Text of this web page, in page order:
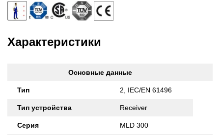
Характеристики
Основные данные
Тип 2, IEC/EN 61496
Тип устройства Receiver
Серия MLD 300